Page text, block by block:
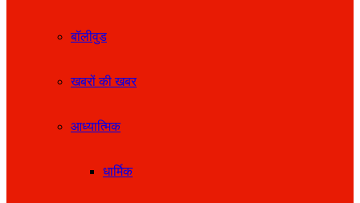
बॉलीवुड
खबरों की खबर
आध्यात्मिक
धार्मिक